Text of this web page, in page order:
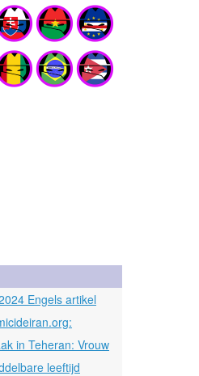
Engels artikel
in Teheran: Vrouw
leeftijd